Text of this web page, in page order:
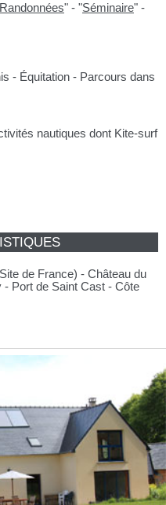
Randonnées" - "Séminaire" -
- Équitation - Parcours dans
nautiques dont Kite-surf
de France) - Château du
Port de Saint Cast - Côte